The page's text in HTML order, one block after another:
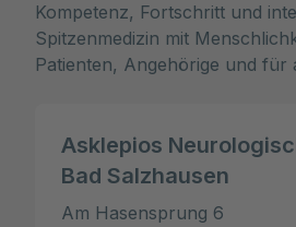
Kompetenz, Fortschritt und
Spitzenmedizin mit
Patienten, Angehörige und für
Asklepios
Bad Salzhausen
Am Hasensprung 6